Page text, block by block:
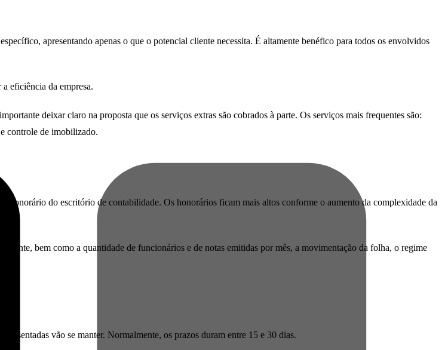
apresentando apenas o que o potencial cliente necessita. É altamente benéfico para todos os envolvidos
eficiência da empresa.
deixar claro na proposta que os serviços extras são cobrados à parte. Os serviços mais frequentes são:
controle de imobilizado.
honorário do escritório de contabilidade. Os honorários ficam mais altos conforme o aumento da complexidade da
bem como a quantidade de funcionários e de notas emitidas por mês, a movimentação da folha, o regime
vão se manter. Normalmente, os prazos duram entre 15 e 30 dias.